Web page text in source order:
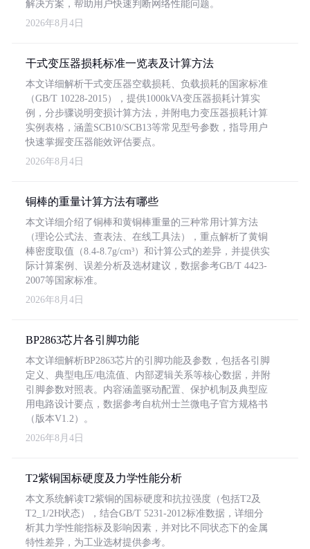
解决方案，帮助用户快速判断网络性能问题。
2026年8月4日
干式变压器损耗标准一览表及计算方法
本文详细解析干式变压器空载损耗、负载损耗的国家标准
（GB/T 10228-2015），提供1000kVA变压器损耗计算实
例，分步骤说明变损计算方法，并附电力变压器损耗计算
实例表格，涵盖SCB10/SCB13等常见型号参数，指导用户
快速掌握变压器能效评估要点。
2026年8月4日
铜棒的重量计算方法有哪些
本文详细介绍了铜棒和黄铜棒重量的三种常用计算方法
（理论公式法、查表法、在线工具法），重点解析了黄铜
棒密度取值（8.4-8.7g/cm³）和计算公式的差异，并提供实
际计算案例、误差分析及选材建议，数据参考GB/T 4423-
2007等国家标准。
2026年8月4日
BP2863芯片各引脚功能
本文详细解析BP2863芯片的引脚功能及参数，包括各引脚
定义、典型电压/电流值、内部逻辑关系等核心数据，并附
引脚参数对照表。内容涵盖驱动配置、保护机制及典型应
用电路设计要点，数据参考自杭州士兰微电子官方规格书
（版本V1.2）。
2026年8月4日
T2紫铜国标硬度及力学性能分析
本文系统解读T2紫铜的国标硬度和抗拉强度（包括T2及
T2_1/2H状态），结合GB/T 5231-2012标准数据，详细分
析其力学性能指标及影响因素，并对比不同状态下的金属
特性差异，为工业选材提供参考。